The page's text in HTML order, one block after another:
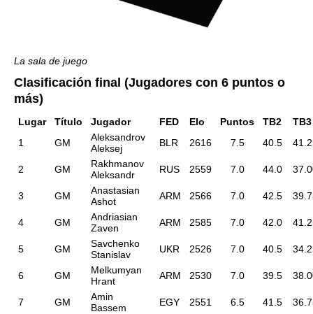
La sala de juego
Clasificación final (Jugadores con 6 puntos o
más)
Lugar Título Jugador FED Elo Puntos TB2
1
GM
Aleksandrov
Aleksej
BLR 2616 7.5 40.5
2 GM
Rakhmanov
Aleksandr
RUS 2559 7.0 44.0
3 GM
Anastasian
Ashot
ARM 2566 7.0 42.5
4 GM
Andriasian
Zaven
ARM 2585 7.0 42.0
5 GM
Savchenko
Stanislav
UKR 2526 7.0 40.5
6 GM
Melkumyan
Hrant
ARM 2530 7.0 39.5
7 GM
Amin
Bassem
EGY 2551 6.5 41.5